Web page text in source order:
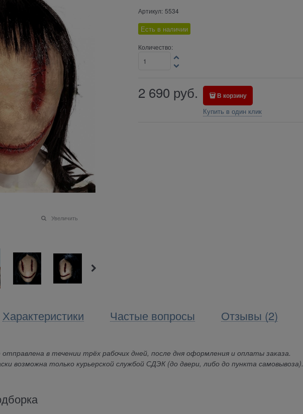
Увеличить
Артикул: 5534
Есть в наличии
Количество:
2 690 руб. В корзину
Купить в один клик
Характеристики Частые вопросы Отзывы (2)
в течении трёх рабочих дней, после дня оформления и оплаты заказа.
возможна только курьерской службой СДЭК (до двери, либо до пункта самовывоза).